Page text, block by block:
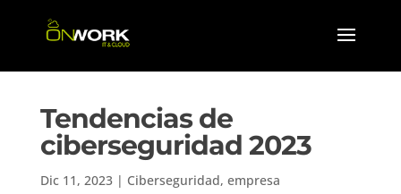
Tendencias de
ciberseguridad 2023
Dic 11, 2023| Ciberseguridad, empresa